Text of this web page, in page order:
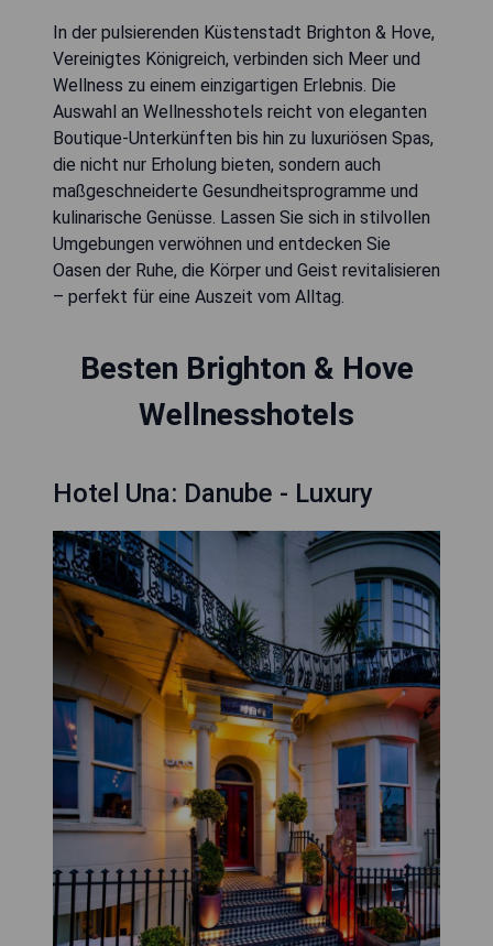
In der pulsierenden Küstenstadt Brighton & Hove,
Vereinigtes Königreich, verbinden sich Meer und
Wellness zu einem einzigartigen Erlebnis. Die
Auswahl an Wellnesshotels reicht von eleganten
Boutique-Unterkünften bis hin zu luxuriösen Spas,
die nicht nur Erholung bieten, sondern auch
maßgeschneiderte Gesundheitsprogramme und
kulinarische Genüsse. Lassen Sie sich in stilvollen
Umgebungen verwöhnen und entdecken Sie
Oasen der Ruhe, die Körper und Geist revitalisieren
– perfekt für eine Auszeit vom Alltag.
Besten Brighton & Hove
Wellnesshotels
Hotel Una: Danube - Luxury